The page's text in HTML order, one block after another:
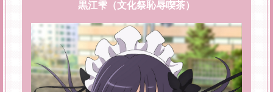
黒江雫（文化祭恥辱喫茶）